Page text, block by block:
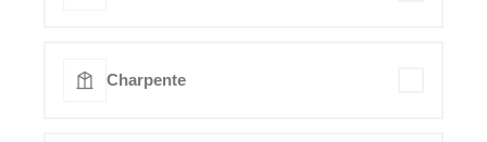
Charpente